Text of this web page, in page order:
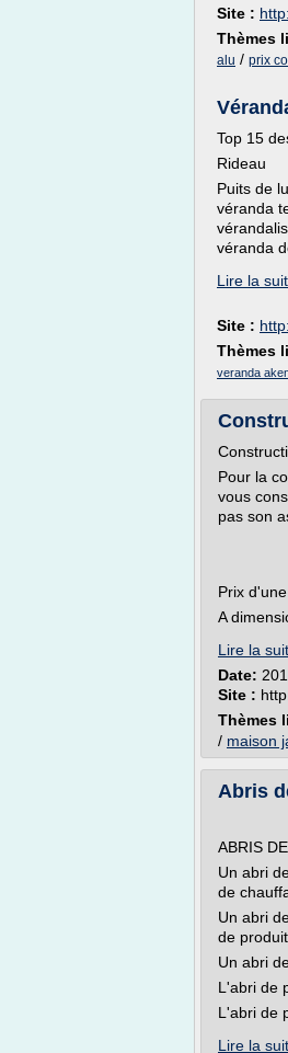
Site :
Thèmes
alu / prix
Top 15
Rideau
Puits de
véranda
véranda
Lire la
Site :
Thèmes
veranda
Pour la
vous
pas son
Prix
A
Lire la
Date:
Site :
Thèmes
/ maison
Abris
ABRIS
Un abri
de
Un abri
de
Un abri
L'abri de
L'abri de
Lire la